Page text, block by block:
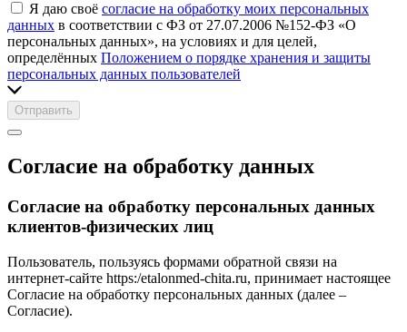
Я даю своё согласие на обработку моих персональных
данных в соответствии с ФЗ от 27.07.2006 №152-ФЗ «О
персональных данных», на условиях и для целей,
определённых Положением о порядке хранения и защиты
персональных данных пользователей
Отправить
Согласие на обработку данных
Согласие на обработку персональных данных
клиентов-физических лиц
Пользователь, пользуясь формами обратной связи на
интернет-сайте https:/etalonmed-chita.ru, принимает настоящее
Согласие на обработку персональных данных (далее –
Согласие).